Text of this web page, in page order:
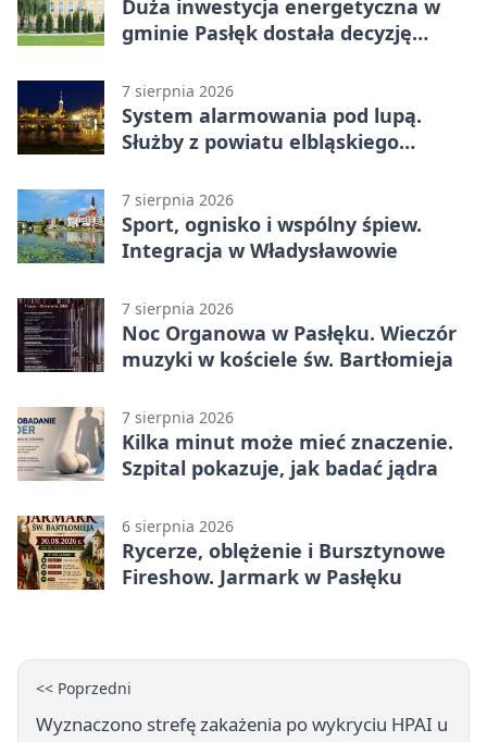
Duża inwestycja energetyczna w
gminie Pasłęk dostała decyzję
7 sierpnia 2026
System alarmowania pod lupą.
Służby z powiatu elbląskiego
7 sierpnia 2026
Sport, ognisko i wspólny śpiew.
Integracja w Władysławowie
7 sierpnia 2026
Noc Organowa w Pasłęku. Wieczór
muzyki w kościele św. Bartłomieja
7 sierpnia 2026
Kilka minut może mieć znaczenie.
Szpital pokazuje, jak badać jądra
6 sierpnia 2026
Rycerze, oblężenie i Bursztynowe
Fireshow. Jarmark w Pasłęku
<< Poprzedni
Wyznaczono strefę zakażenia po wykryciu HPAI u